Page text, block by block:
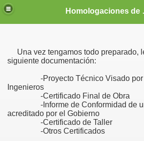
Homologaciones de vehículos,
Una vez tengamos todo preparado,
siguiente documentación:
-Proyecto Técnico Visado por
Ingenieros
-Certificado Final de Obra
-Informe de Conformidad de un
acreditado por el Gobierno
-Certificado de Taller
-Otros Certificados